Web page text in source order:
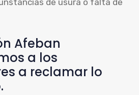
de usura o falta de
Afeban
a los
a reclamar lo